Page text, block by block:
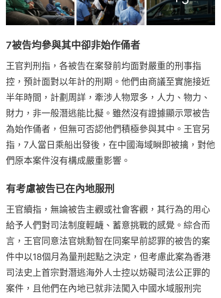
7被告均參與其中卻非始作俑者
王官判刑指，各被告在案發前均面對嚴重的刑事指
控，預計面對以年計的刑期。他們由商議至實施接近
半年時間，計劃周詳，牽涉人物眾多，人力、物力、
財力，非一般潛逃能比擬。雖然沒有證據顯示眾被告
為始作俑者，但無可否認他們積極參與其中。王官另
指，7人當日乘船出發後，在中國海域瞬即被擒，對他
們原本案件沒有構成嚴重影響。
有考慮被告已在內地服刑
王官續指，無論被告主觀或社會客觀，其行為的用心
給予人們對司法制度輕衊、蓄意挑戰的感覺。綜合而
言，王官同意法官姚勳智在同案早前認罪的被告的案
件中以18個月為量刑起點之決定，但考慮此案為香港
司法史上首宗對潛逃海外人士控以妨礙司法公正罪的
案件，且他們在內地已就非法闖入中國水域服刑完